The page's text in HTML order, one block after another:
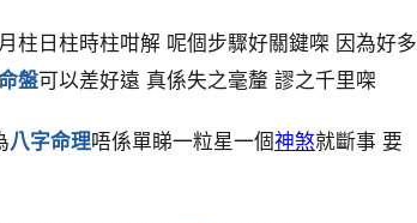
柱日柱時柱咁解 呢個步驟好關鍵㗎 因為好多
盤可以差好遠 真係失之毫釐 謬之千里㗎
八字命理唔係單睇一粒星一個神煞就斷事 要